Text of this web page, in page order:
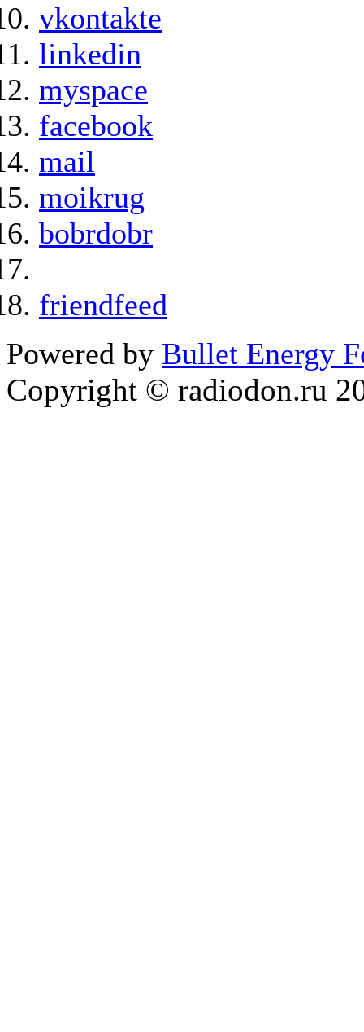
vkontakte
linkedin
myspace
facebook
mail
moikrug
bobrdobr
friendfeed
Powered by Bullet Energy
Copyright © radiodon.ru